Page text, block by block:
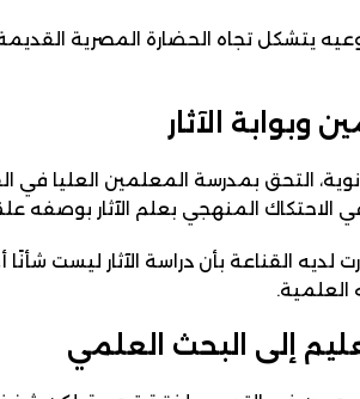
يتشكل تجاه الحضارة المصرية
وبوابة الآثار
التحق بمدرسة المعلمين
في الاحتكاك المنهجي بعلم الآثار
لديه القناعة بأن دراسة الآثار ليست
العلمية.
إلى البحث العلمي